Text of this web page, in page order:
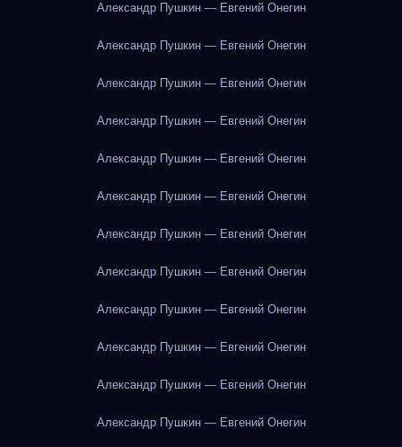
Александр Пушкин — Евгений Онегин
Александр Пушкин — Евгений Онегин
Александр Пушкин — Евгений Онегин
Александр Пушкин — Евгений Онегин
Александр Пушкин — Евгений Онегин
Александр Пушкин — Евгений Онегин
Александр Пушкин — Евгений Онегин
Александр Пушкин — Евгений Онегин
Александр Пушкин — Евгений Онегин
Александр Пушкин — Евгений Онегин
Александр Пушкин — Евгений Онегин
Александр Пушкин — Евгений Онегин